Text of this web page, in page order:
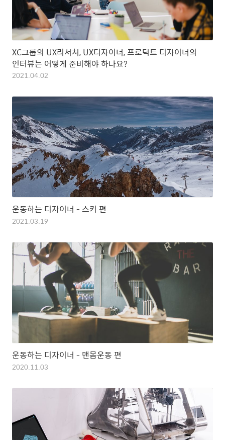
XC그룹의 UX리서처, UX디자이너, 프로덕트 디자이너의
인터뷰는 어떻게 준비해야 하나요?
2021.04.02
운동하는 디자이너 - 스키 편
2021.03.19
운동하는 디자이너 - 맨몸운동 편
2020.11.03